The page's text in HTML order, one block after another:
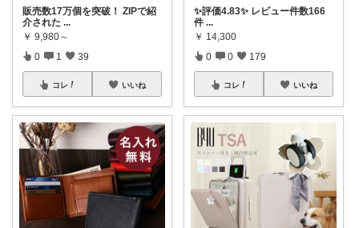
販売数17万個を突破！ ZIPで紹
介された ...
￥ 9,980～
0 1 39
コレ いいね
✨評価4.83✨ レビュー件数166
件 ...
￥ 14,300
0 0 179
コレ いいね